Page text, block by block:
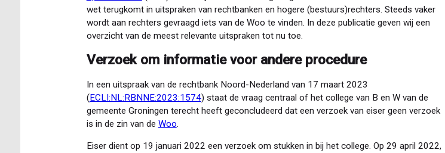
wet terugkomt in uitspraken van rechtbanken en hogere (bestuurs)rechters. Steeds vaker
wordt aan rechters gevraagd iets van de Woo te vinden. In deze publicatie geven wij een
overzicht van de meest relevante uitspraken tot nu toe.
Verzoek om informatie voor andere procedure
In een uitspraak van de rechtbank Noord-Nederland van 17 maart 2023
(ECLI:NL:RBNNE:2023:1574) staat de vraag centraal of het college van B en W van de
gemeente Groningen terecht heeft geconcludeerd dat een verzoek van eiser geen verzoek
is in de zin van de Woo.
Eiser dient op 19 januari 2022 een verzoek om stukken in bij het college. Op 29 april 2022,